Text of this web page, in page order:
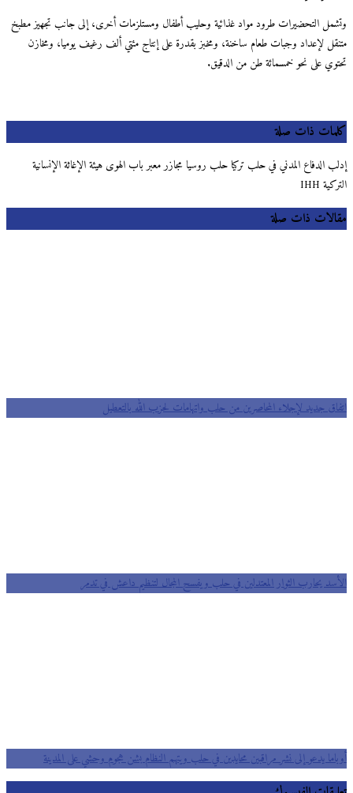
وتشمل التحضيرات طرود مواد غذائية وحليب أطفال ومستلزمات أخرى، إلى جانب تجهيز مطبخ
متنقل لإعداد وجبات طعام ساخنة، ومخبز بقدرة على إنتاج مئتي ألف رغيف يوميا، ومخازن
تحتوي على نحو خمسمائة طن من الدقيق.
كلمات ذات صلة
إدلب الدفاع المدني في حلب تركيا حلب روسيا مجازر معبر باب الهوى هيئة الإغاثة الإنسانية
التركية IHH
مقالات ذات صلة
اتفاق جديد لإجلاء المحاصرين من حلب واتهامات لحزب الله بالتعطيل
الأسد يحارب الثوار المعتدلين في حلب ويفسح المجال لتنظيم داعش في تدمر
أوباما يدعو إلى نشر مراقبين محايدين في حلب ويتهم النظام بشن هجوم وحشي على المدينة